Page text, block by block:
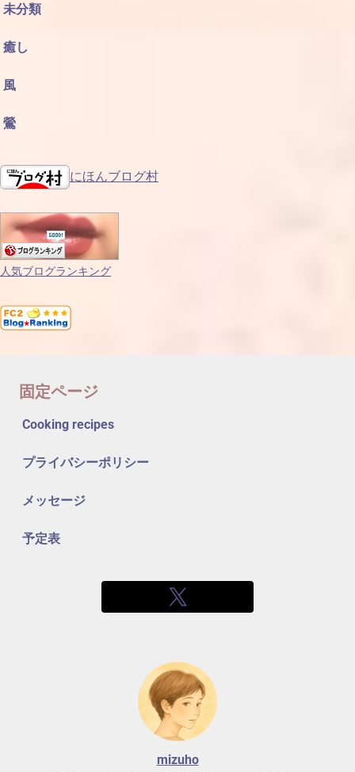
未分類
癒し
風
鶯
にほんブログ村
人気ブログランキング
固定ページ
Cooking recipes
プライバシーポリシー
メッセージ
予定表
mizuho